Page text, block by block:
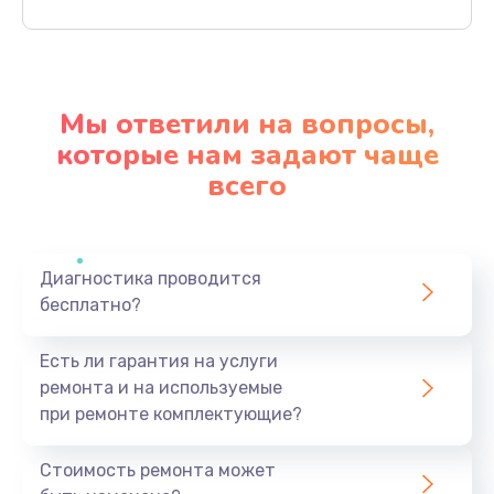
Заказать
Замена видеочипа
Ремонт разъема питания
Заказать
1890 руб.
Мы ответили на вопросы,
которые нам задают чаще
всего
Диагностика проводится
бесплатно?
Есть ли гарантия на услуги
ремонта и на используемые
при ремонте комплектующие?
Стоимость ремонта может